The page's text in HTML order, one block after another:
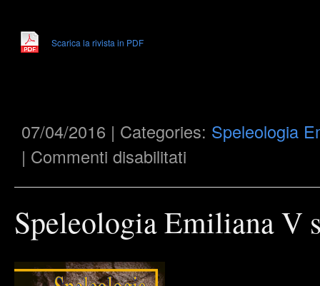
Scarica la rivista in PDF
07/04/2016 | Categories: Speleologia
| Commenti disabilitati
6
–
Speleologia Emiliana V